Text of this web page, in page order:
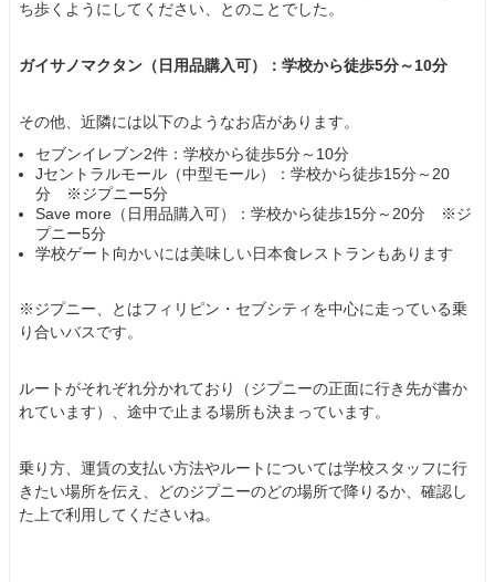
ち歩くようにしてください、とのことでした。
ガイサノマクタン（日用品購入可）：学校から徒歩5分～10分
その他、近隣には以下のようなお店があります。
セブンイレブン2件：学校から徒歩5分～10分
Jセントラルモール（中型モール）：学校から徒歩15分～20
分 ※ジプニー5分
Save more（日用品購入可）：学校から徒歩15分～20分 ※ジ
プニー5分
学校ゲート向かいには美味しい日本食レストランもあります
※ジプニー、とはフィリピン・セブシティを中心に走っている乗
り合いバスです。
ルートがそれぞれ分かれており（ジプニーの正面に行き先が書か
れています）、途中で止まる場所も決まっています。
乗り方、運賃の支払い方法やルートについては学校スタッフに行
きたい場所を伝え、どのジプニーのどの場所で降りるか、確認し
た上で利用してくださいね。